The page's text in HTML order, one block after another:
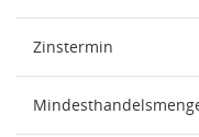
Zinstermin